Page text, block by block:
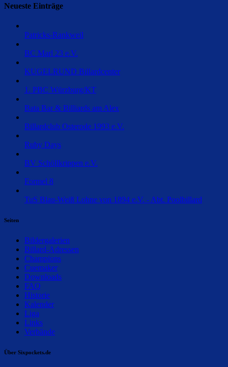
Neueste Einträge
Patricks-Rankweil
BC Marl 23 e.V.
KUGELRUND Billardcenter
1. PBC Würzburg/KT
Bata Bar & Billiards am Alex
Billardclub Osterode 1993 e.V.
Ruby Days
BV Schöllkrippen e.V.
Formel 8
TuS Blau-Weiß Lohne von 1894 e.V. - Abt. Poolbillard
Seiten
Bildergalerien
Billard-Adressen
Champions
Cuemaker
Downloads
FAQ
Historie
Kalender
Liga
Links
Verbände
Über Sixpockets.de